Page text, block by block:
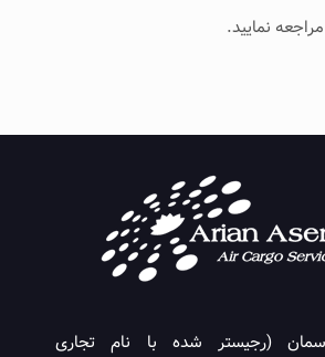
مراجعه نمایید.
(رجیستر شده با نام تجاری